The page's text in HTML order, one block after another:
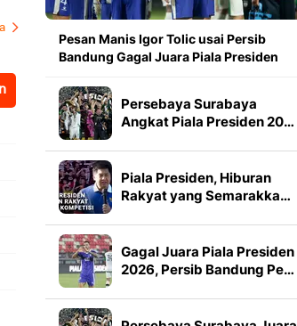
Pesan Manis Igor Tolic usai Persib
Bandung Gagal Juara Piala Presiden
Persebaya Surabaya
Angkat Piala Presiden 20…
Piala Presiden, Hiburan
Rakyat yang Semarakka…
Gagal Juara Piala Presiden
2026, Persib Bandung Pe…